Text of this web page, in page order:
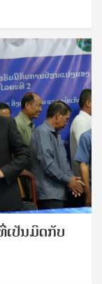
ເປັນມິດກັບ